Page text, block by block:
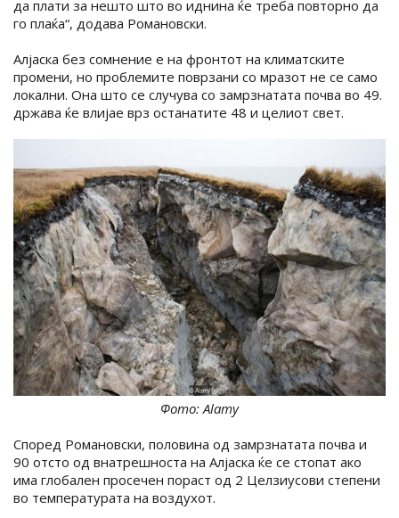
да плати за нешто што во иднина ќе треба повторно да
го плаќа“, додава Романовски.
Aлјаска без сомнение е на фронтот на климатските
промени, но проблемите поврзани со мразот не се само
локални. Она што се случува со замрзнатата почва во 49.
држава ќе влијае врз останатите 48 и целиот свет.
Фото: Alamy
Според Романовски, половина од замрзнатата почва и
90 отсто од внатрешноста на Алјаска ќе се стопат ако
има глобален просечен пораст од 2 Целзиусови степени
во температурата на воздухот.